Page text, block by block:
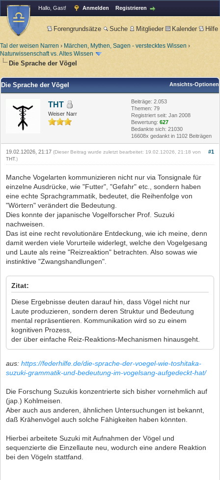
Hallo, Gast! Anmelden Registrieren
Forengrundsätze Suche Mitglieder Kalender Hilfe
Tal der weisen Narren › Märchen, Mythen, Sagen - verstecktes Wissen ›
Naturwissenschaft vs. Altes Wissen
Die Sprache der Vögel
Ansichts-Optionen
Die Sprache der Vögel
THT
Weiser Narr
Beiträge: 2.053
Themen: 79
Registriert seit: Jan 2008
Bewertung: 627
Bedankte sich: 21030
16608x gedankt in 1102 Beiträgen
#1
19.02.12026, 21:17 (Dieser Beitrag wurde zuletzt bearbeitet: 19.02.12026, 21:18 von
THT.)
Manche Vogelarten kommunizieren nicht nur via Tonsignale für
einzelne Ausdrücke, wie "Futter", "Gefahr" etc., sondern haben
eine echte Sprachgrammatik, bedeutet, die Reihenfolge von
"Wörtern" verändert die Bedeutung.
Dies konnte der japanische Vogelforscher Prof. Suzuki
nachweisen.
Das ist eine recht revolutionäre Entdeckung, wie ich meine, denn
damit werden viele Vorurteile widerlegt, welche den Vogelgesang
und Laute als reine "Reizreaktion" betrachten. Also sowas wie
instinktive "Zwangshandlungen".
Zitat:
Diese Ergebnisse deuten darauf hin, dass Vögel nicht nur
Laute produzieren, sondern deren Struktur und Bedeutung
mental repräsentieren. Kommunikation wird so zu einem
kognitiven Prozess,
der über einfache Reiz-Reaktions-Mechanismen hinausgeht.
aus: https://federhilfe.de/die-sprache-der-voegel-wie-toshitaka-
suzuki-grammatik-und-bedeutung-im-vogelsang-aufgedeckt-hat/
Die Forschung Suzukis konzentrierte sich bisher vornehmlich auf
(jap.) Kohlmeisen.
Aber auch aus anderen, ähnlichen Untersuchungen ist bekannt,
daß Krähenvögel auch solche Fähigkeiten haben könnten.
Hierbei arbeitete Suzuki mit Aufnahmen der Vögel und
sequenzierte die Einzellaute neu, wodurch eine andere Reaktion
bei den Vögeln stattfand.